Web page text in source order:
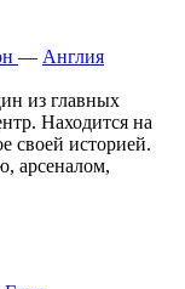
— Англия
из главных
Находится на
своей историей.
арсеналом,